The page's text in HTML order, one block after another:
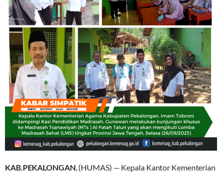
KAB.PEKALONGAN, (HUMAS) — Kepala Kantor Kementerian